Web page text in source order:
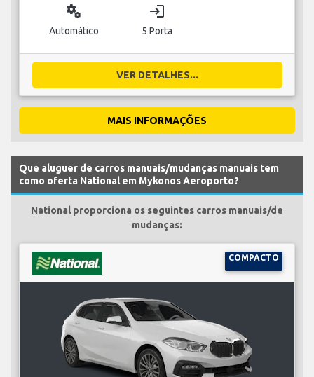
miscellaneous_services
Automático
login
5 Porta
VER DETALHES...
MAIS INFORMAÇÕES
Que aluguer de carros manuais/mudanças manuais tem
como oferta National em Mykonos Aeroporto?
National proporciona os seguintes carros manuais/de
mudanças:
COMPACTO